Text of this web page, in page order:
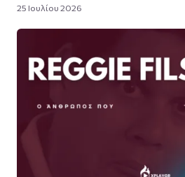
25 Ιουλίου 2026